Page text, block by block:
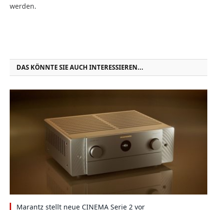
werden.
DAS KÖNNTE SIE AUCH INTERESSIEREN...
Marantz stellt neue CINEMA Serie 2 vor